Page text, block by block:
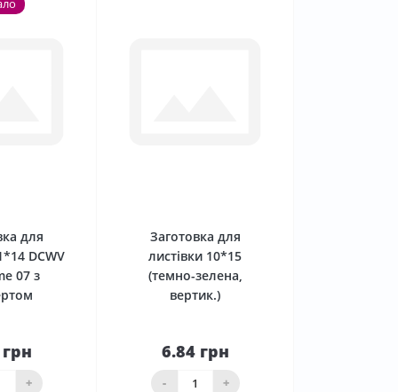
для
DCWV
07 з
+
Заготовка для
листівки 10*15
(темно-зелена,
вертик.)
6.84 грн
- +
кошика